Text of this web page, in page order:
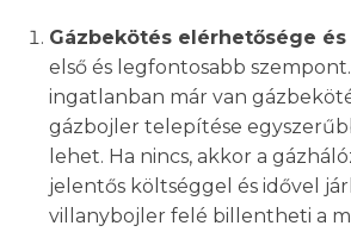
Gázbekötés elérhetősége
első és legfontosabb szempont.
ingatlanban már van
gázbojler telepítése
lehet. Ha nincs, akkor a
jelentős költséggel és idővel
villanybojler felé billentheti a